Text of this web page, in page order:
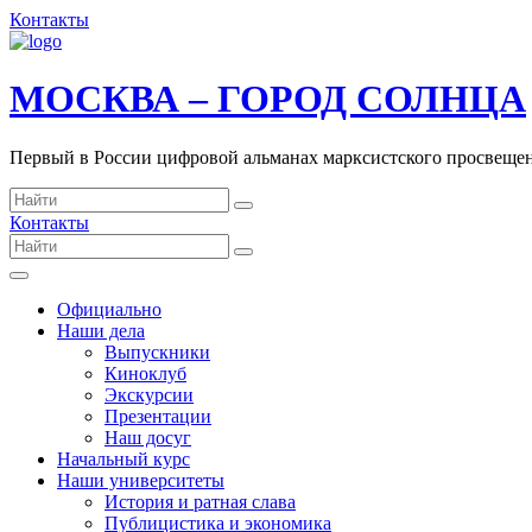
Контакты
МОСКВА – ГОРОД СОЛНЦА
Первый в России цифровой альманах марксистского
Контакты
Официально
Наши дела
Выпускники
Киноклуб
Экскурсии
Презентации
Наш досуг
Начальный курс
Наши университеты
История и ратная слава
Публицистика и экономика